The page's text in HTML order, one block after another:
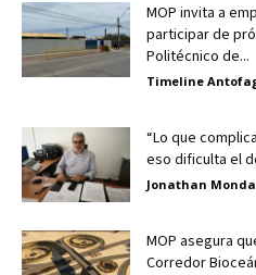
MOP invita a
participar de
Politécnico de...
Timeline
“Lo que
eso dificulta el
Jonathan
MOP asegura
Corredor